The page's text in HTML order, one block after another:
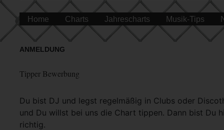
Home Charts Jahrescharts Musik-Tips
ANMELDUNG
Tipper Bewerbung
Du bist DJ und legst regelmäßig in Clubs oder
und Du willst bei uns die Chart tippen. Dann bist Du
richtig.
Mehr Info